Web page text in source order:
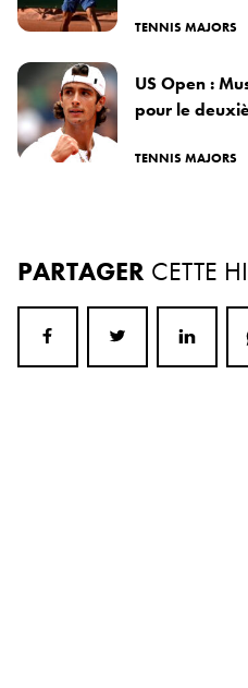
TENNIS MAJORS
US Open :
pour le
TENNIS MAJORS
PARTAGER CETTE